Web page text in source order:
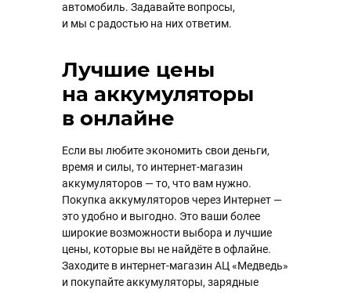
автомобиль. Задавайте вопросы,
и мы с радостью на них ответим.
Лучшие цены
на аккумуляторы
в онлайне
Если вы любите экономить свои деньги,
время и силы, то интернет-магазин
аккумуляторов — то, что вам нужно.
Покупка аккумуляторов через Интернет —
это удобно и выгодно. Это ваши более
широкие возможности выбора и лучшие
цены, которые вы не найдёте в офлайне.
Заходите в интернет-магазин АЦ «Медведь»
и покупайте аккумуляторы, зарядные